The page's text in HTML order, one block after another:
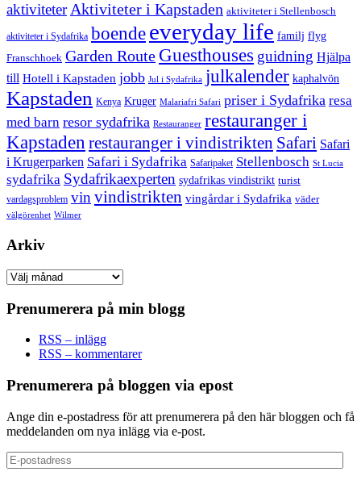
aktiviteterAktiviteter i Kapstaden aktiviteter i Stellenbosch
aktiviteter i Sydafrika boende everyday life familj flyg
Franschhoek Garden Route Guesthouses guidning Hjälpa
till Hotell i Kapstaden jobb Jul i Sydafrika julkalender kaphalvön
Kapstaden Kenya Kruger Malariafri Safari priser i Sydafrika resa
med barn resor sydafrika Restauranger restauranger i
Kapstaden restauranger i vindistrikten Safari Safari
i Krugerparken Safari i Sydafrika Safaripaket Stellenbosch St Lucia
sydafrika Sydafrikaexperten sydafrikas vindistrikt turist
vardagsproblem vinvindistrikten vingårdar i Sydafrika väder
välgörenhet Wilmer
Arkiv
Arkiv
Prenumerera på min blogg
RSS – inlägg
RSS – kommentarer
Prenumerera på bloggen via epost
Ange din e-postadress för att prenumerera på den här bloggen och få
meddelanden om nya inlägg via e-post.
E-
postadress